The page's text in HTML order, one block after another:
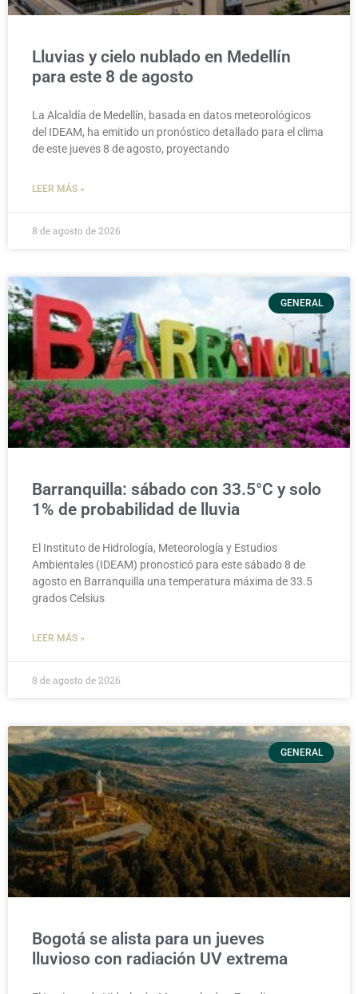
Lluvias y cielo nublado en Medellín
para este 8 de agosto
La Alcaldía de Medellín, basada en datos meteorológicos
del IDEAM, ha emitido un pronóstico detallado para el clima
de este jueves 8 de agosto, proyectando
LEER MÁS »
8 de agosto de 2026
GENERAL
Barranquilla: sábado con 33.5°C y solo
1% de probabilidad de lluvia
El Instituto de Hidrología, Meteorología y Estudios
Ambientales (IDEAM) pronosticó para este sábado 8 de
agosto en Barranquilla una temperatura máxima de 33.5
grados Celsius
LEER MÁS »
8 de agosto de 2026
GENERAL
Bogotá se alista para un jueves
lluvioso con radiación UV extrema